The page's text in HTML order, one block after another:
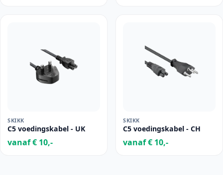
SKIKK
C5 voedingskabel - UK
vanaf € 10,-
SKIKK
C5 voedingskabel - CH
vanaf € 10,-